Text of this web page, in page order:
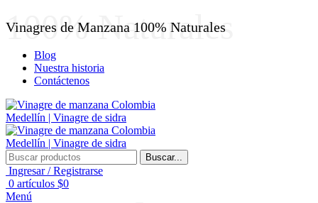
100% Naturales
Vinagres de Manzana 100% Naturales
Blog
Nuestra historia
Contáctenos
Buscar...
Ingresar / Registrarse
0 artículos $0
Menú